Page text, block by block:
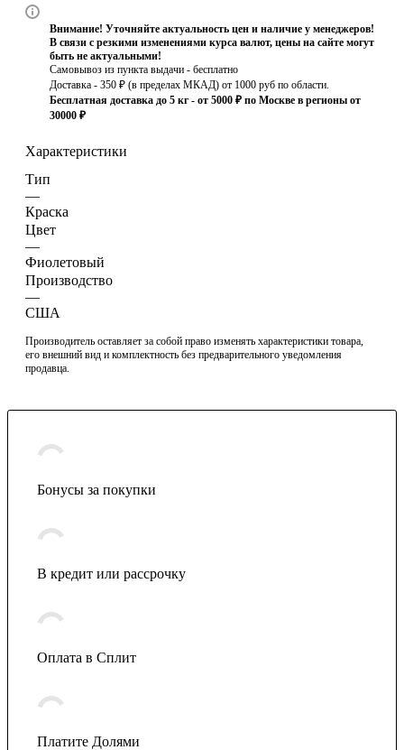
Внимание! Уточняйте актуальность цен и наличие у менеджеров!
В связи с резкими изменениями курса валют, цены на сайте могут
быть не актуальными!
Самовывоз из пункта выдачи - бесплатно
Доставка - 350 ₽ (в пределах МКАД) от 1000 руб по области.
Бесплатная доставка до 5 кг - от 5000 ₽ по Москве в регионы от
30000 ₽
Характеристики
Тип
—
Краска
Цвет
—
Фиолетовый
Производство
—
США
Производитель оставляет за собой право изменять характеристики товара,
его внешний вид и комплектность без предварительного уведомления
продавца.
Бонусы за покупки
В кредит или рассрочку
Оплата в Сплит
Платите Долями